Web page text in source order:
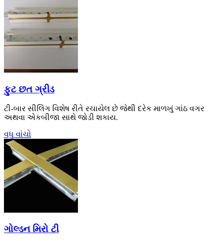
ફુટ છત ગ્રીડ
ટી-બાર સીલિંગ વિશેષ રીતે રચાયેલ છે જેથી દરેક માળખું ગાંઠ વગર
અથવા એકબીજા સાથે જોડી શકાય.
વધુ વાંચો
ગોલ્ડન મિરો ટી